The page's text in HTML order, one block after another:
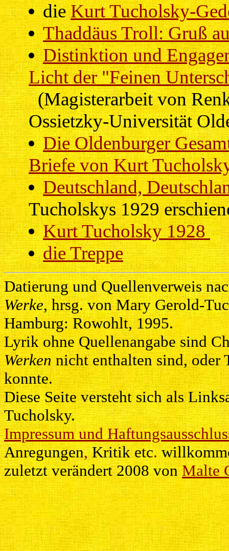
dieKurt Tucholsky-
Thaddäus Troll: Gruß
Distinktion und
Licht der "Feinen
(Magisterarbeit von
Ossietzky-Universität
Die Oldenburger
Briefe von Kurt
Deutschland,
Tucholskys 1929
Kurt Tucholsky 1928
die Treppe
Datierung und Quellenverweis
Werke, hrsg. von Mary Gerold-
Hamburg: Rowohlt, 1995.
Lyrik ohne Quellenangabe sind
Werkennicht enthalten sind, oder
konnte.
Diese Seite versteht sich als
Tucholsky.
Impressum und
Anregungen,Kritik etc.
zuletzt verändert 2008 vonMalte